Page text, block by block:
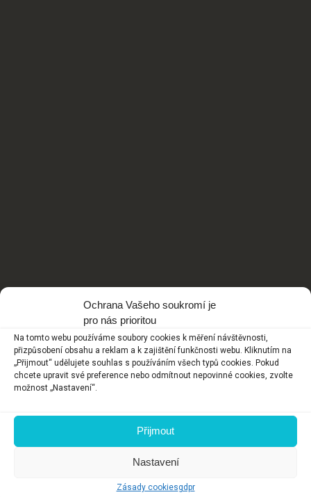
Ochrana Vašeho soukromí je
pro nás prioritou
Na tomto webu používáme soubory cookies k měření návštěvnosti,
přizpůsobení obsahu a reklam a k zajištění funkčnosti webu. Kliknutím na
„Přijmout“ udělujete souhlas s používáním všech typů cookies. Pokud
chcete upravit své preference nebo odmítnout nepovinné cookies, zvolte
možnost „Nastavení“.
Přijmout
Nastavení
Zásady cookiesgdpr